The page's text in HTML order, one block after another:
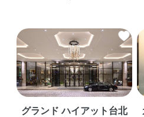
グランド ハイアット台北